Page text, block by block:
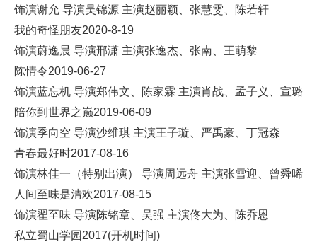
饰演谢允 导演吴锦源 主演赵丽颖、张慧雯、陈若轩
我的奇怪朋友2020-8-19
饰演蔚逸晨 导演邢潇 主演张逸杰、张南、王萌黎
陈情令2019-06-27
饰演蓝忘机 导演郑伟文、陈家霖 主演肖战、孟子义、宣璐
陪你到世界之巅2019-06-09
饰演季向空 导演沙维琪 主演王子璇、严禹豪、丁冠森
青春最好时2017-08-16
饰演林佳一（特别出演） 导演周远舟 主演张雪迎、曾舜晞
人间至味是清欢2017-08-15
饰演翟至味 导演陈铭章、吴强 主演佟大为、陈乔恩
私立蜀山学园2017(开机时间)